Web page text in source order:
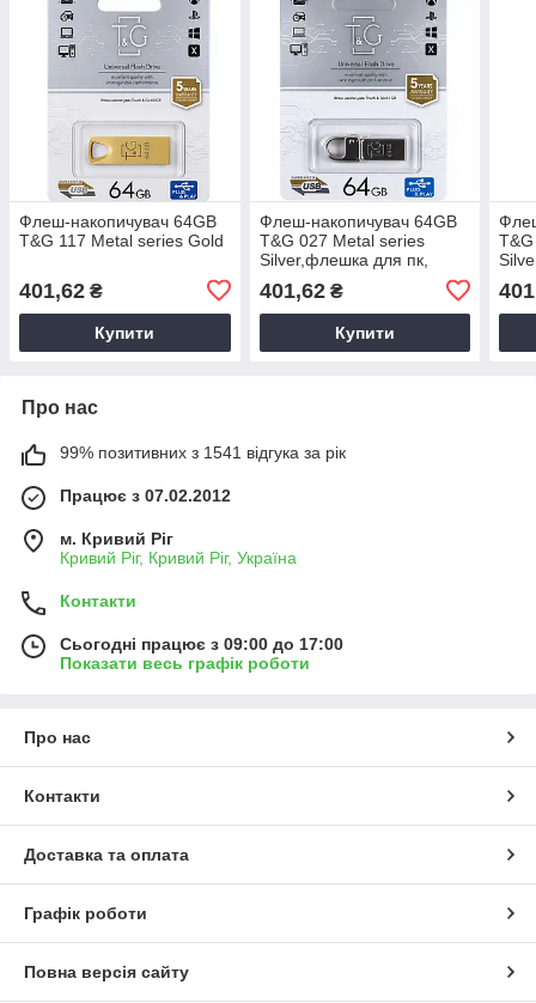
Флеш-накопичувач 64GB
T&G 117 Metal series Gold
401,62 ₴
Купити
Флеш-накопичувач 64GB
T&G 027 Metal series
Silver,флешка для пк,
флешка 6G
401,62₴
Купити
Про нас
99% позитивних з 1541 відгука за рік
Працює з 07.02.2012
м. Кривий Ріг
Кривий Ріг, Кривий Ріг, Україна
Контакти
Сьогодні працює з 09:00 до 17:00
Показати весь графік роботи
Про нас
Контакти
Доставка та оплата
Графік роботи
Повна версія сайту